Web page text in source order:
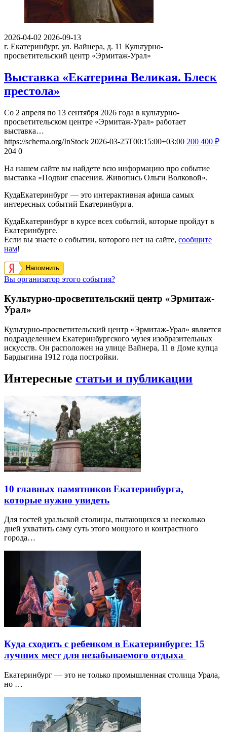
2026-04-02 2026-09-13
г. Екатеринбург, ул. Вайнера, д. 11 Культурно-
просветительский центр «Эрмитаж-Урал»
Выставка «Екатерина Великая. Блеск
престола»
Со 2 апреля по 13 сентября 2026 года в культурно-
просветительском центре «Эрмитаж-Урал» работает
выставка…
https://schema.org/InStock 2026-03-25T00:15:00+03:00 200 400 ₽
204 0
На нашем сайте вы найдете всю информацию про событие
выставка «Подвиг спасения. Живопись Ольги Волковой».
КудаЕкатеринбург — это интерактивная афиша самых
интересных событий Екатеринбурга.
КудаЕкатеринбург в курсе всех событий, которые пройдут в
Екатеринбурге.
Если вы знаете о событии, которого нет на сайте, сообщите
нам!
Напомнить
Вы организатор этого события?
Культурно-просветительский центр «Эрмитаж-
Урал»
Культурно-просветительский центр «Эрмитаж-Урал» является
подразделением Екатеринбургского музея изобразительных
искусств. Он расположен на улице Вайнера, 11 в Доме купца
Бардыгина 1912 года постройки.
Интересные статьи и публикации
10 главных памятников Екатеринбурга,
которые нужно увидеть
Для гостей уральской столицы, пытающихся за несколько
дней ухватить саму суть этого мощного и контрастного
города…
Куда сходить с ребенком в Екатеринбурге: 15
лучших мест для незабываемого отдыха
Екатеринбург — это не только промышленная столица Урала,
но …